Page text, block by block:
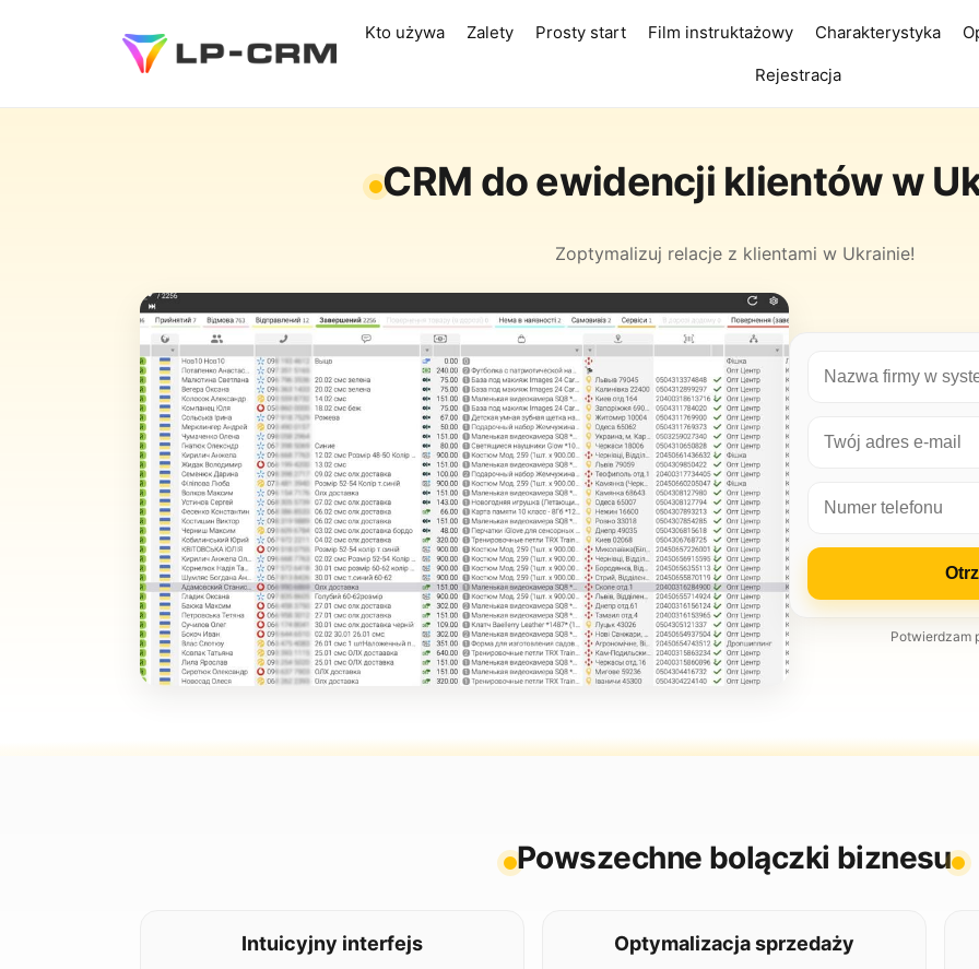
Kto używa Zalety Prosty start Film instruktażowy Charakterystyka
Rejestracja
CRM do ewidencji klientów w
Zoptymalizuj relacje z klientami w Ukrainie!
Potwierdzam
Powszechne bolączki biznesu
Intuicyjny interfejs Optymalizacja sprzedaży